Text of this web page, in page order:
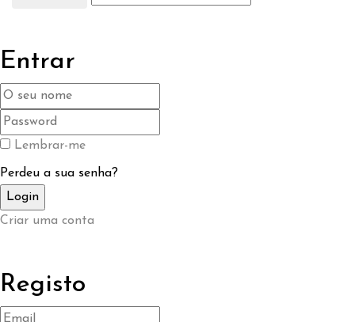
Entrar
Lembrar-me
Perdeu a sua senha?
Criar uma conta
Registo